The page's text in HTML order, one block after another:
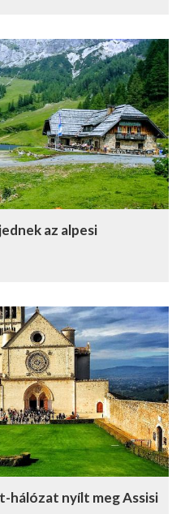
az alpesi
hálózat nyílt meg Assisi